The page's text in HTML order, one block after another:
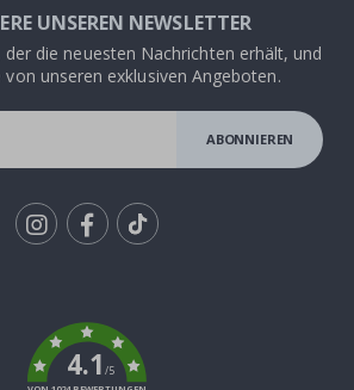
UNSEREN NEWSLETTER
der die neuesten Nachrichten erhält, und
unseren exklusiven Angeboten.
ABONNIEREN
4.1/5